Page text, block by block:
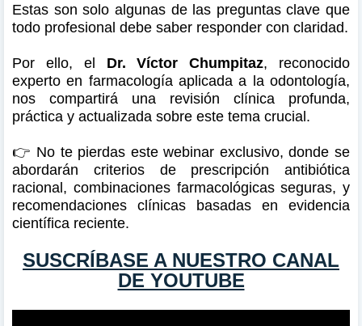
Estas son solo algunas de las preguntas clave que
todo profesional debe saber responder con claridad.
Por ello, el Dr. Víctor Chumpitaz, reconocido
experto en farmacología aplicada a la odontología,
nos compartirá una revisión clínica profunda,
práctica y actualizada sobre este tema crucial.
👉 No te pierdas este webinar exclusivo, donde se
abordarán criterios de prescripción antibiótica
racional, combinaciones farmacológicas seguras, y
recomendaciones clínicas basadas en evidencia
científica reciente.
SUSCRÍBASE A NUESTRO CANAL
DE YOUTUBE